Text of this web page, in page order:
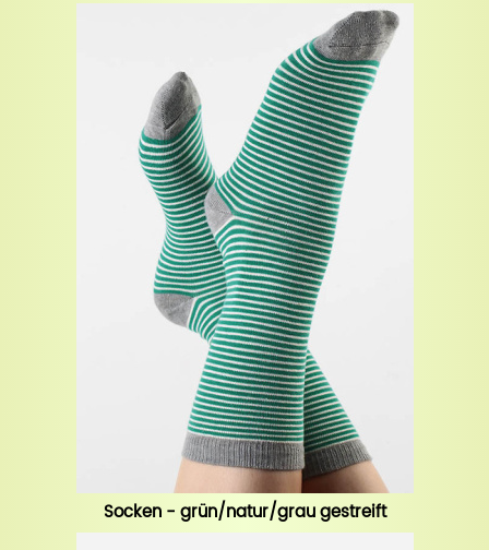
Socken - grün/natur/grau gestreift